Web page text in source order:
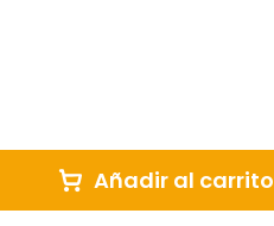
Añadir al carrito